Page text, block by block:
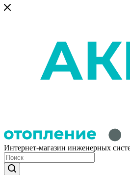
Интернет-магазин инженерных